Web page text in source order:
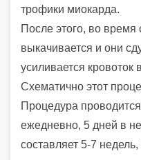
трофики миокарда.
После этого, во время
выкачивается и они
усиливается кровоток
Схематично этот
Процедура
ежедневно, 5 дней в
составляет 5-7